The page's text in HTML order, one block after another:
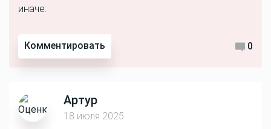
иначе.
Комментировать 0
Артур
18 июля 2025